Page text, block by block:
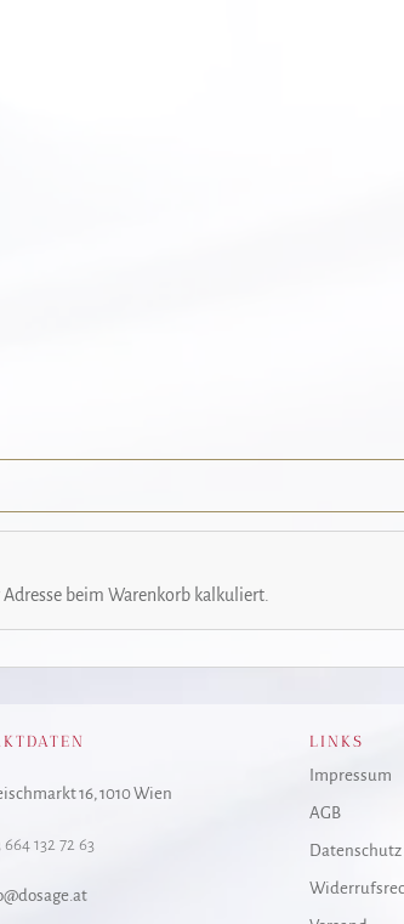
beim Warenkorb kalkuliert.
16, 1010 Wien
664 132 72 63
LINKS
Impressum
AGB
Datenschutz